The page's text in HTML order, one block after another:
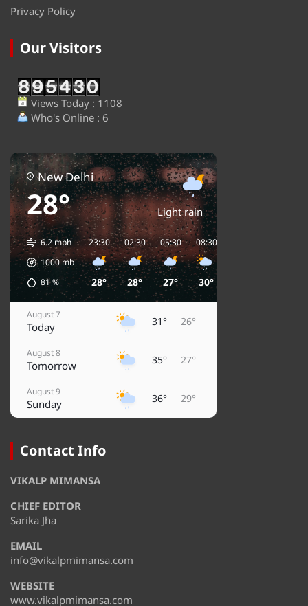
Privacy Policy
Our Visitors
Views Today : 1108
Who's Online : 6
New Delhi
28° Light rain
6.2 mph
1000mb
81%
23:30
28°
02:30
28°
05:30
27°
08:30
30°
August 7
Today 31° 26°
August 8
Tomorrow 35° 27°
August 9
Sunday 36° 29°
Monday
Tuesday
August 12
Wednesday
August 13
Thursday
Contact Info
VIKALP MIMANSA
CHIEF EDITOR
Sarika Jha
EMAIL
info@vikalpmimansa.com
WEBSITE
www.vikalpmimansa.com